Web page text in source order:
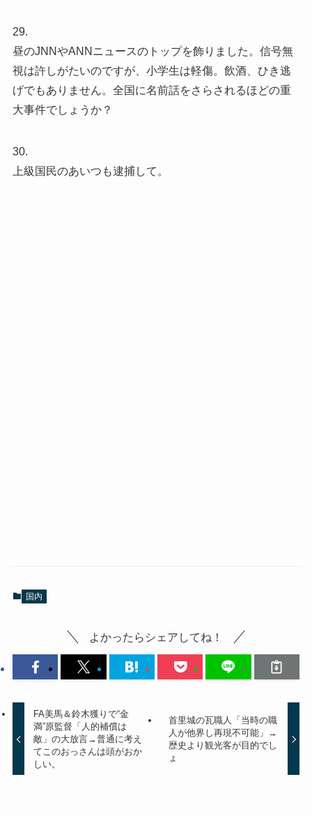
29.
昼のJNNやANNニュースのトップを飾りました。信号無
視は許しがたいのですが、小学生は軽傷。飲酒、ひき逃
げでもありません。全国に名前話をさらされるほどの重
大事件でしょうか？
30.
上級国民のあいつも逮捕して。
国内
よかったらシェアしてね！
FA美馬＆鈴木獲りで“金
満”原監督「人的補償は
敵」の大放言→普通に考え
てこのおっさんは頭がおか
しい。
首里城の瓦職人「当時の職
人が他界し再現不可能」→
歴史より観光客が目的でし
ょ